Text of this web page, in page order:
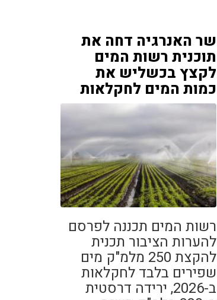
שר האנרגיה דחה את
תוכנית רשות המים
לקצץ בכשליש את
כמות המים לחקלאות
רשות המים תכננה לפרסם
להערות הציבור תכנית
להקצת 250 מלמ"ק מים
שפירים בלבד לחקלאות
ב-2026, ירידה דרסטית